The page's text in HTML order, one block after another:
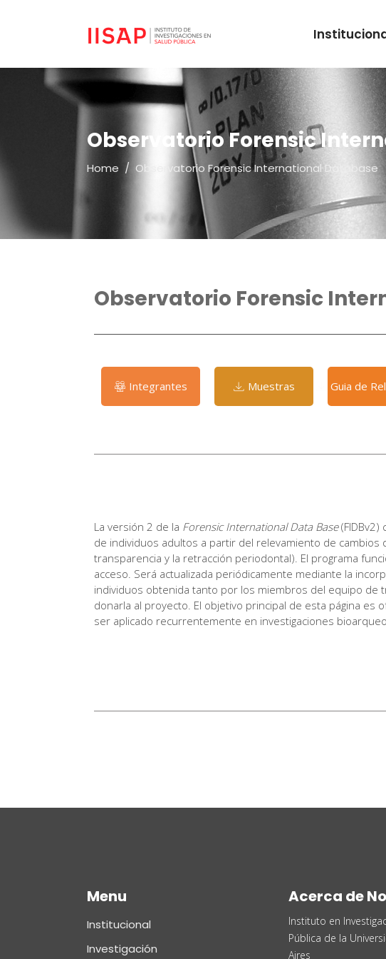
Observatorio Forensic
Home / Observatorio Forensic International Database
Observatorio Forensic
Integrantes Muestras Guia de
La versión 2 de la Forensic International Data Base(FIDBv2)
de individuos adultos a partir del relevamiento de
transparencia y la retracción periodontal). El programa
acceso. Será actualizada periódicamente mediante la
individuos obtenida tanto por los miembros del equipo
donarla al proyecto. El objetivo principal de esta página
ser aplicado recurrentemente en investigaciones
Menu
Institucional
Investigación
Acerca de
Instituto en
Pública de la
Aires